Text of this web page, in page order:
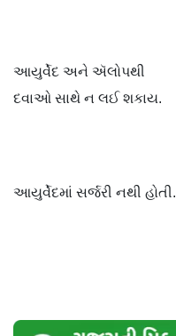
આયુર્વેદ અને ઍલોપથી
દવાઓ સાથે ન લઈ શકાય.
આયુર્વેદમાં સર્જરી નથી હોતી.